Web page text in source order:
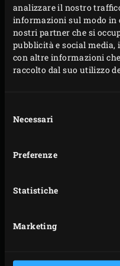
analizzare il nostro
informazioni sul modo in
nostri partner che si
pubblicità e social
con altre informazioni
raccolto dal suo utilizzo
delNecessari
Preferenze
Statistiche
Marketing
Accendere il
scldarlo a una
togliere gli
nell’EGG,
distribuirlo sulla
sopra il fieno e
fino a quando non
Instant Read